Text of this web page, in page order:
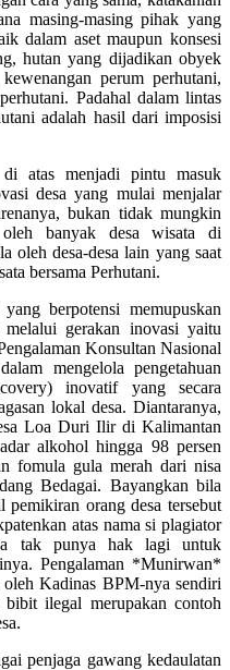
masing-masing pihak yang
dalam aset maupun konsesi
hutan yang dijadikan obyek
perum perhutani,
Padahal dalam lintas
adalah hasil dari imposisi
atas menjadi pintu masuk
desa yang mulai menjalar
bukan tidak mungkin
banyak desa wisata di
oleh desa-desa lain yang saat
bersama Perhutani.
berpotensi memupuskan
melalui gerakan inovasi yaitu
Konsultan Nasional
mengelola pengetahuan
inovatif yang secara
lokal desa. Diantaranya,
Loa Duri Ilir di Kalimantan
alkohol hingga 98 persen
fomula gula merah dari nisa
Bedagai. Bayangkan bila
pemikiran orang desa tersebut
atas nama si plagiator
tak punya hak lagi untuk
Pengalaman *Munirwan*
Kadinas BPM-nya sendiri
ilegal merupakan contoh
penjaga gawang kedaulatan